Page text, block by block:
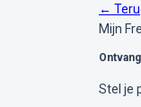
←
Mijn
Stel je